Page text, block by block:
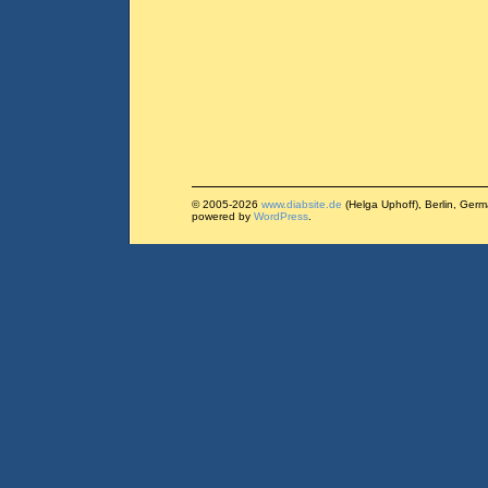
© 2005-2026 www.diabsite.de (Helga Uphoff), Berlin,
powered by WordPress.